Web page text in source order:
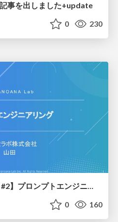
事を出しました+update
0 230
【虎の穴ラボ Tech Talk #2】プロンプトエンジニアリング
0 160